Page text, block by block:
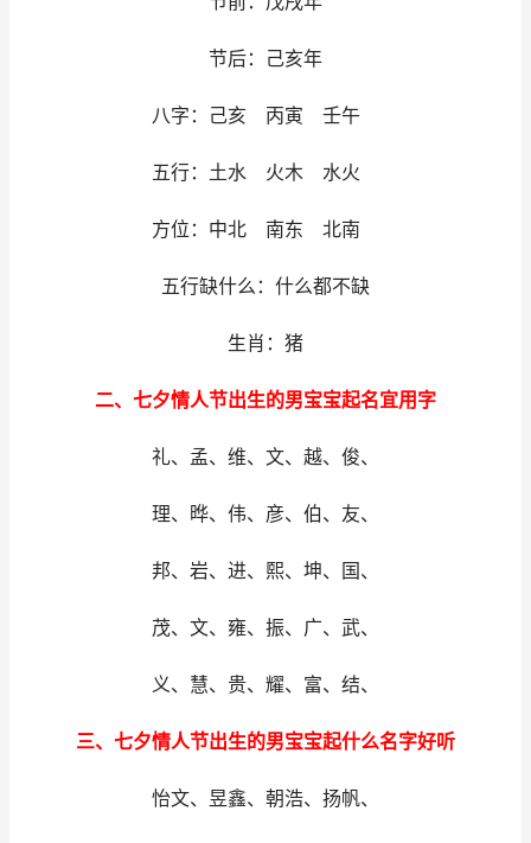
节后：己亥年
八字：己亥 丙寅 壬午
五行：土水 火木 水火
方位：中北 南东 北南
五行缺什么：什么都不缺
生肖：猪
二、七夕情人节出生的男宝宝起名宜用字
礼、孟、维、文、越、俊、
理、晔、伟、彦、伯、友、
邦、岩、进、熙、坤、国、
茂、文、雍、振、广、武、
义、慧、贵、耀、富、结、
三、七夕情人节出生的男宝宝起什么名字好听
怡文、昱鑫、朝浩、扬帆、